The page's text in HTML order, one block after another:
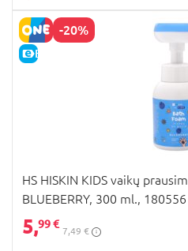
-20%
E-KAINA
HS HISKIN KIDS vaikų
BLUEBERRY, 300 ml., 180556
5,99 €
7,49 €